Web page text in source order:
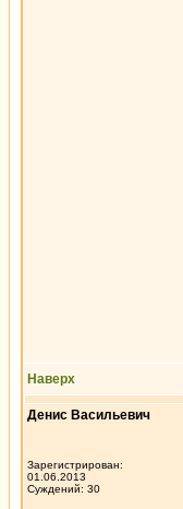
Наверх
Денис Васильевич
Зарегистрирован:
01.06.2013
Суждений: 30